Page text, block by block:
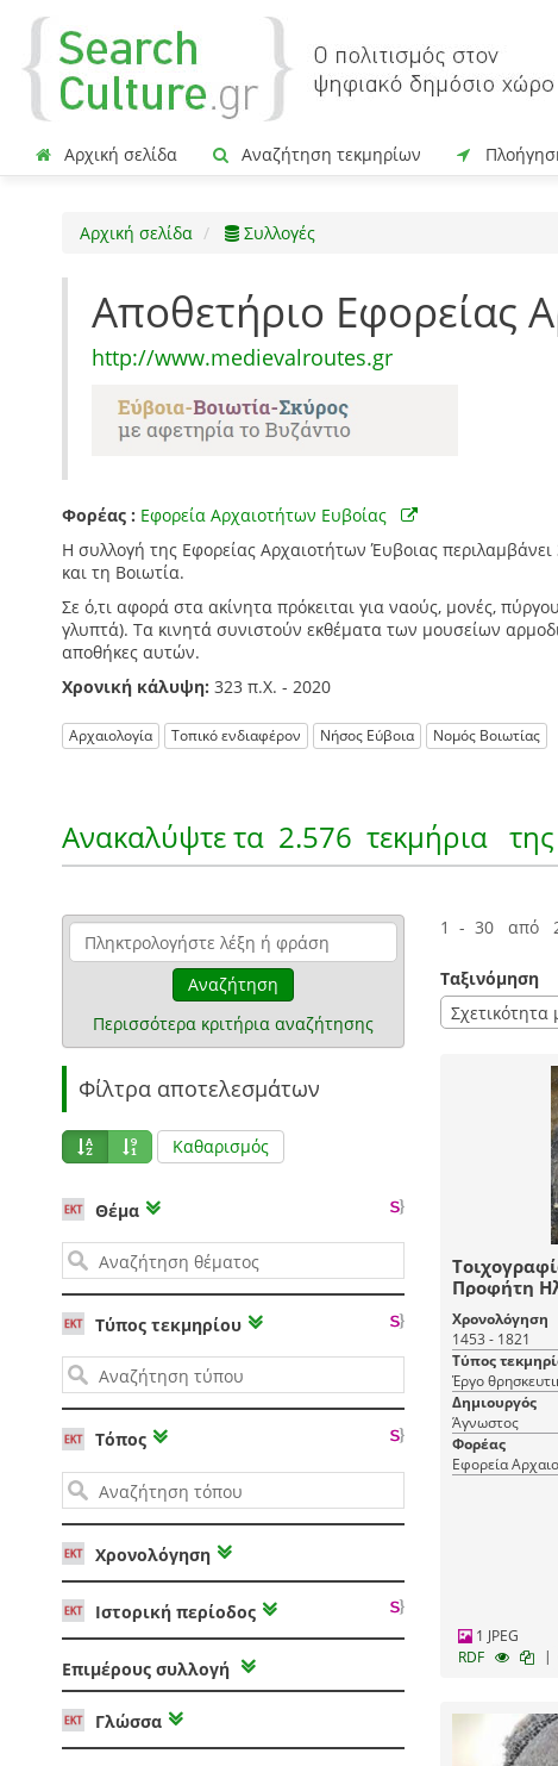
Αρχική σελίδα Αναζήτηση τεκμηρίων
Αρχική σελίδα Συλλογές
Αποθετήριο Εφορείας
http://www.medievalroutes.gr
Φορέας : Εφορεία Αρχαιοτήτων Ευβοίας
Η συλλογή της Εφορείας Αρχαιοτήτων Έυβοιας
και τη Βοιωτία.
Σε ό,τι αφορά στα ακίνητα πρόκειται για ναούς, μονές,
γλυπτά). Τα κινητά συνιστούν εκθέματα των μουσείων
αποθήκες αυτών.
Χρονική κάλυψη: 323 π.Χ. - 2020
Αρχαιολογία Τοπικό ενδιαφέρον Νήσος Εύβοια Νομός Βοιωτίας
Ανακαλύψτε τα 2.576 τεκμήρια
Αναζήτηση
Περισσότερα κριτήρια αναζήτησης
Φίλτρα αποτελεσμάτων
Καθαρισμός
Θέμα
Τύπος τεκμηρίου
Τόπος
Χρονολόγηση
Ιστορική περίοδος
Επιμέρους συλλογή
Γλώσσα
1 - 30 από
Ταξινόμηση
Σχετικότητα
Προφήτη
Χρονολόγηση
1453 - 1821
Τύπος
Έργο
Δημιουργός
Άγνωστος
Φορέας
Εφορεία
1 JPEG
RDF
|